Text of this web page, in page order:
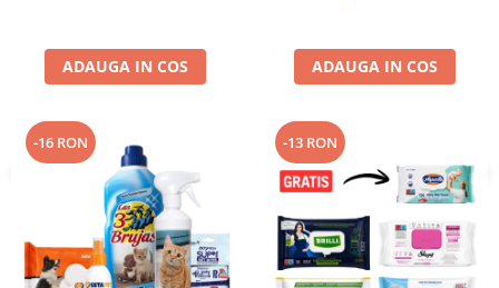
ADAUGA IN COS ADAUGA IN COS
-16 RON -13 RON